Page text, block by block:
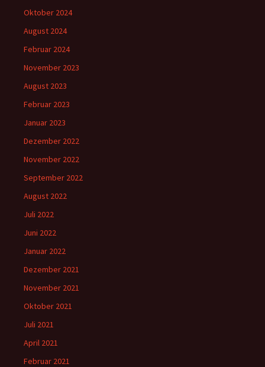
Oktober 2024
August 2024
Februar 2024
November 2023
August 2023
Februar 2023
Januar 2023
Dezember 2022
November 2022
September 2022
August 2022
Juli 2022
Juni 2022
Januar 2022
Dezember 2021
November 2021
Oktober 2021
Juli 2021
April 2021
Februar 2021